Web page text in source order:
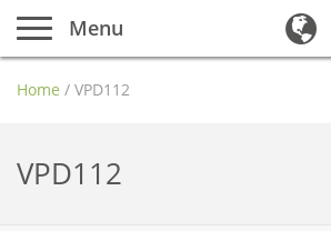
Menu
Home / VPD112
VPD112